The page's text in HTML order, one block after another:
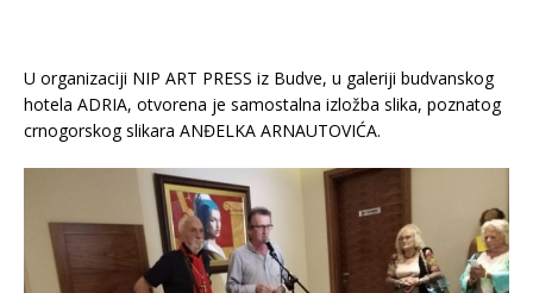
U organizaciji NIP ART PRESS iz Budve, u galeriji budvanskog
hotela ADRIA, otvorena je samostalna izložba slika, poznatog
crnogorskog slikara ANĐELKA ARNAUTOVIĆA.